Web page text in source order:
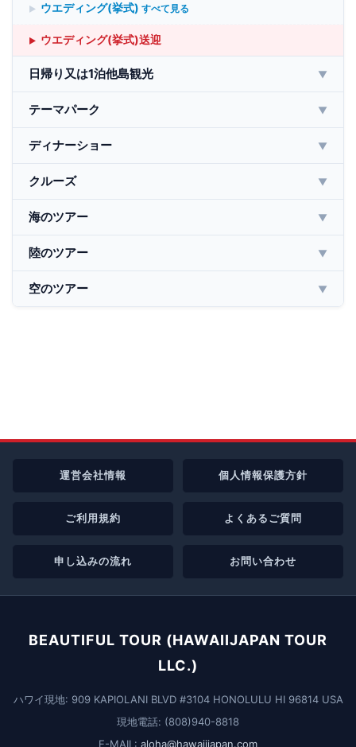
ウエディング(挙式) すべて見る
ウエディング(挙式)送迎
日帰り又は1泊他島観光 ▼
テーマパーク ▼
ディナーショー ▼
クルーズ ▼
海のツアー ▼
陸のツアー ▼
空のツアー ▼
運営会社情報 個人情報保護方針
ご利用規約 よくあるご質問
申し込みの流れ お問い合わせ
BEAUTIFUL TOUR (HAWAIIJAPAN TOUR
LLC.)
ハワイ現地: 909 KAPIOLANI BLVD #3104 HONOLULU HI 96814 USA
現地電話: (808)940-8818
E-MAIL: aloha@hawaiijapan.com